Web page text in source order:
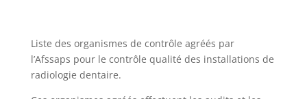
Liste des organismes de contrôle agréés par
l’Afssaps pour le contrôle qualité des installations de
radiologie dentaire.